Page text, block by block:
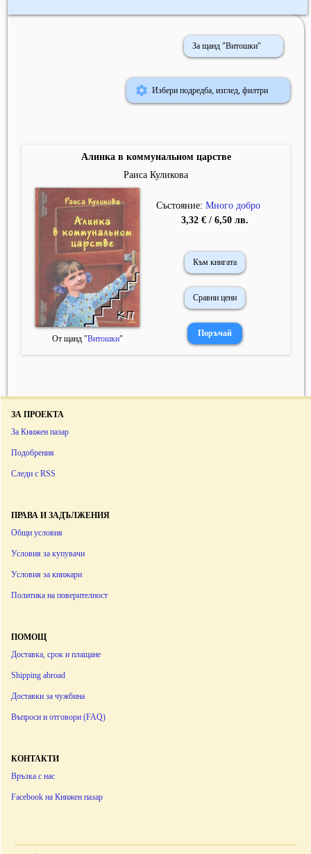
За щанд "Витошки"
Избери подредба, изглед, филтри
Алинка в коммунальном царстве
Раиса Куликова
От щанд "Витошки"
Състояние: Много добро
3,32 € / 6,50 лв.
Към книгата
Сравни цени
ЗА ПРОЕКТА
За Книжен пазар
Подобрения
Следи с RSS
ПРАВА И ЗАДЪЛЖЕНИЯ
Общи условия
Условия за купувачи
Условия за книжари
Политика на поверителност
ПОМОЩ
Доставка, срок и плащане
Shipping abroad
Доставки за чужбина
Въпроси и отговори (FAQ)
КОНТАКТИ
Връзка с нас
Facebook на Книжен пазар